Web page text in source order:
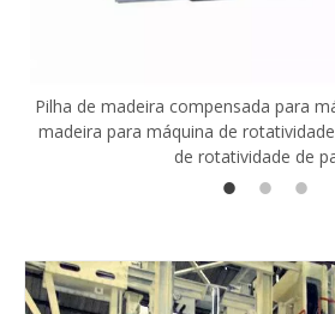
Pilha de madeira compensada para
madeira para máquina de
de rotatividade de